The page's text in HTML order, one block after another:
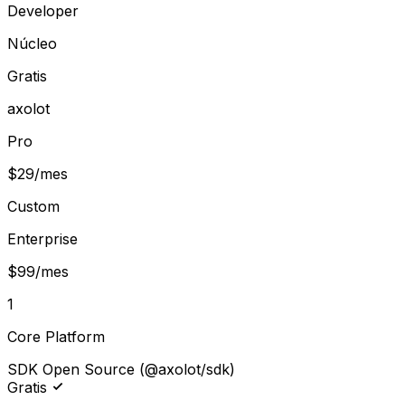
Developer
Núcleo
Gratis
axolot
Pro
$29/mes
Custom
Enterprise
$99/mes
1
Core Platform
SDK Open Source (@axolot/sdk)
Gratis